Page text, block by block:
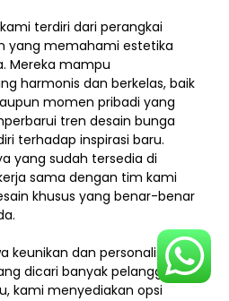
terdiri dari perangkai
yang memahami estetika
Mereka mampu
harmonis dan berkelas, baik
momen pribadi yang
tren desain bunga
terhadap inspirasi baru.
yang sudah tersedia di
sama dengan tim kami
khusus yang benar-benar
keunikan dan personalisasi
dicari banyak pelanggan
kami menyediakan opsi